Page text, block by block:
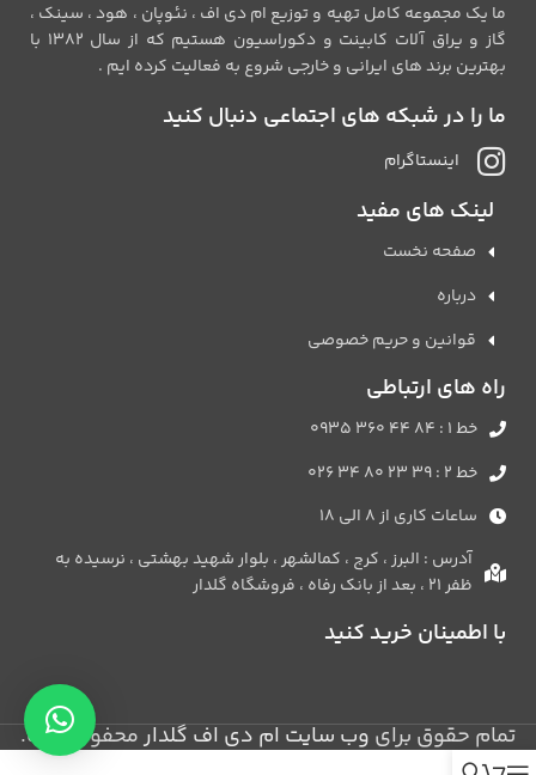
ما یک مجموعه کامل تهیه و توزیع ام دی اف ، نئوپان ، هود ، سینک ،
گاز و یراق آلات کابینت و دکوراسیون هستیم که از سال 1382 با
بهترین برند های ایرانی و خارجی شروع به فعالیت کرده ایم .
ما را در شبکه های اجتماعی دنبال کنید
اینستاگرام
لینک های مفید
صفحه نخست
درباره
قوانین و حریم خصوصی
راه های ارتباطی
خط 1 : 84 44 360 0935
خط 2 : 39 23 80 34 026
ساعات کاری از 8 الی 18
آدرس : البرز ، کرج ، کمالشهر ، بلوار شهید بهشتی ، نرسیده به
ظفر 21 ، بعد از بانک رفاه ، فروشگاه گلدار
با اطمینان خرید کنید
تمام حقوق برای وب سایت ام دی اف گلدارمحفوظ است.
0